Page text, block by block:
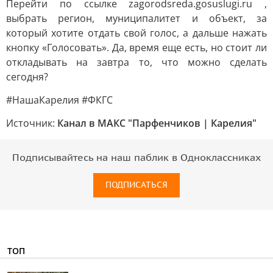
Перейти по ссылке zagorodsreda.gosuslugi.ru ,
выбрать регион, муниципалитет и объект, за
который хотите отдать свой голос, а дальше нажать
кнопку «Голосовать». Да, время еще есть, но стоит ли
откладывать на завтра то, что можно сделать
сегодня?
#НашаКарелия #ФКГС
Источник: Канал в МАКС "Парфенчиков | Карелия"
Подписывайтесь на наш паблик в Одноклассниках
ПОДПИСАТЬСЯ
ТОП